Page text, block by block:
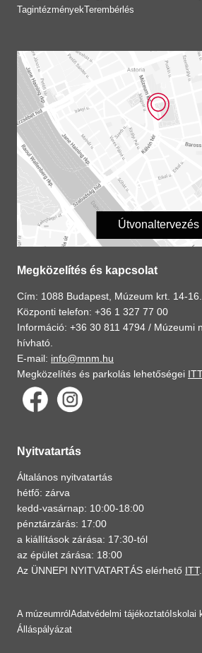
TagintézményekTerembérlés
Útvonaltervezés
Megközelítés és kapcsolat
Cím: 1088 Budapest, Múzeum krt. 14-16.
Központi telefon: +36 1 327 77 00
Információ: +36 30 811 4794 / Múzeumi
hívható.
E-mail: info@mnm.hu
Megközelítés és parkolás lehetőségei ITT
Nyitvatartás
Általános nyitvatartás
hétfő: zárva
kedd-vasárnap: 10:00-18:00
pénztárzárás: 17:00
a kiállítások zárása: 17:30-tól
az épület zárása: 18:00
Az ÜNNEPI NYITVATARTÁS elérhető ITT.
A múzeumról Adatvédelmi tájékoztató Iskolai
Álláspályázat